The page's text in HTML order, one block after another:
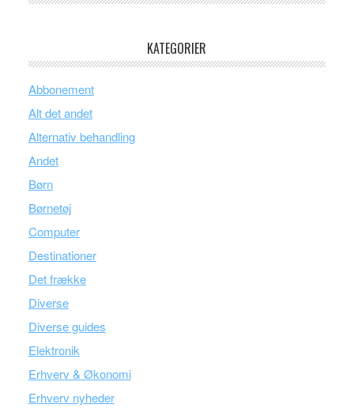
KATEGORIER
Abbonement
Alt det andet
Alternativ behandling
Andet
Børn
Børnetøj
Computer
Destinationer
Det frække
Diverse
Diverse guides
Elektronik
Erhverv & Økonomi
Erhverv nyheder